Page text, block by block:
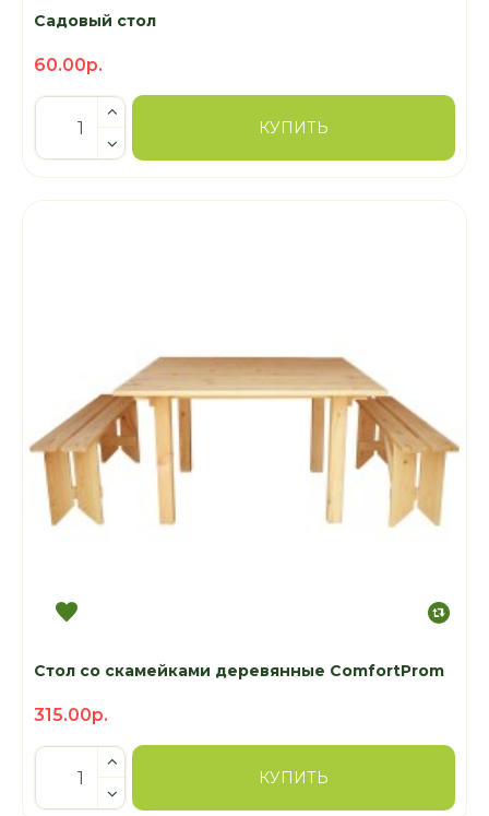
Садовый стол
60.00р.
КУПИТЬ
Стол со скамейками деревянные ComfortProm
315.00р.
КУПИТЬ